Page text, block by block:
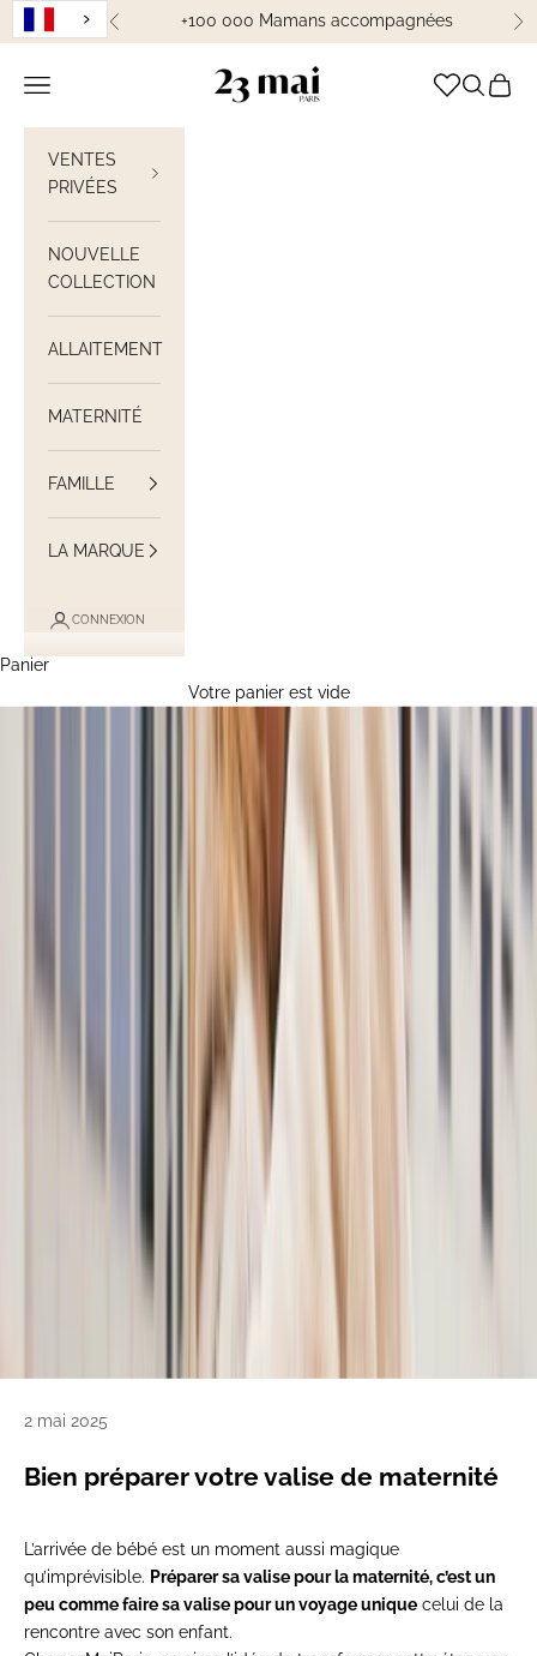
Passer au contenu
Précédent+100 000 Mamans accompagnées
23 Mai Paris
Ouvrir la navigation Ouvrir la
Voir
VENTES
PRIVÉES
NOUVELLE
COLLECTION
ALLAITEMENT
MATERNITÉ
FAMILLE
LA MARQUE
CONNEXION
Panier
Votre panier est vide
2 mai 2025
Bien préparer votre valise de maternité
L’arrivée de bébé est un moment aussi magique
qu’imprévisible. Préparer sa valise pour la maternité, c’est un
peu comme faire sa valise pour un voyage unique celui de la
rencontre avec son enfant.